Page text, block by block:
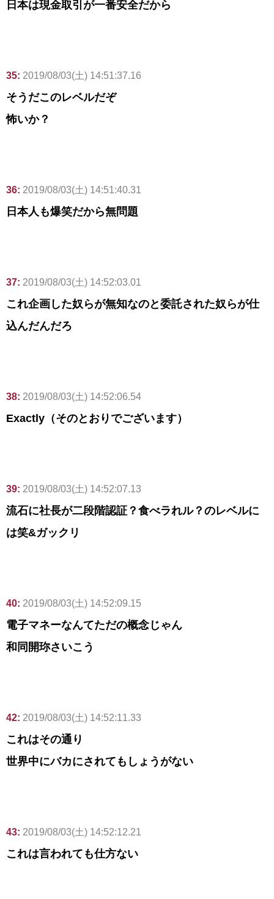
日本は現金取引が一番安全だから
35: 2019/08/03(土) 14:51:37.16
そうだこのレベルだぞ
怖いか？
36: 2019/08/03(土) 14:51:40.31
日本人も爆笑だから無問題
37: 2019/08/03(土) 14:52:03.01
これ企画した奴らが無知なのと委託された奴らが仕
込んだんだろ
38: 2019/08/03(土) 14:52:06.54
Exactly（そのとおりでございます）
39: 2019/08/03(土) 14:52:07.13
流石に社長が二段階認証？食べラれル？のレベルに
は笑&ガックリ
40: 2019/08/03(土) 14:52:09.15
電子マネーなんてただの概念じゃん
和同開珎さいこう
42: 2019/08/03(土) 14:52:11.33
これはその通り
世界中にバカにされてもしょうがない
43: 2019/08/03(土) 14:52:12.21
これは言われても仕方ない